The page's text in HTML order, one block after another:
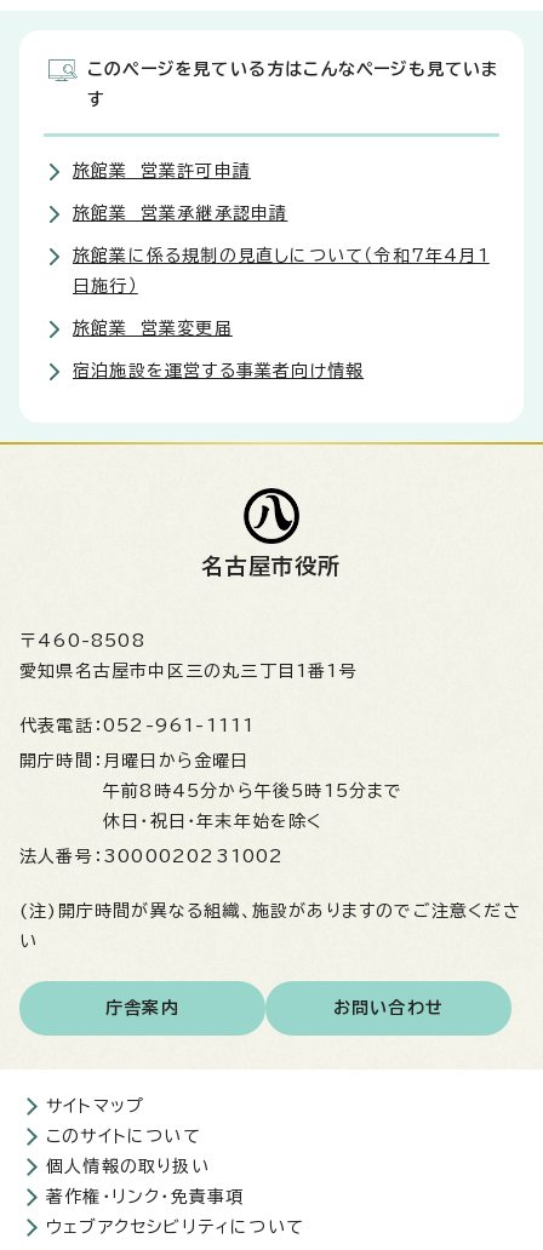
このページを見ている方はこんなページも見ていま
す
旅館業 営業許可申請
旅館業 営業承継承認申請
旅館業に係る規制の見直しについて（令和7年4月1
日施行）
旅館業 営業変更届
宿泊施設を運営する事業者向け情報
名古屋市役所
〒460-8508
愛知県名古屋市中区三の丸三丁目1番1号
代表電話： 052-961-1111
開庁時間： 月曜日から金曜日
午前8時45分から午後5時15分まで
休日・祝日・年末年始を除く
法人番号： 3000020231002
(注)開庁時間が異なる組織、施設がありますのでご注意くださ
い
庁舎案内 お問い合わせ
サイトマップ
このサイトについて
個人情報の取り扱い
著作権・リンク・免責事項
ウェブアクセシビリティについて